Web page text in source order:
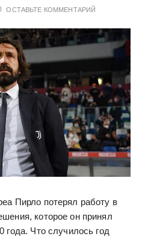
ОСТАВЬТЕ КОММЕНТАРИЙ
Пирло потерял работу в
которое он принял
года. Что случилось год